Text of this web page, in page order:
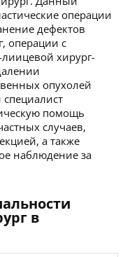
операции
дефектов
операции с
хирург-
опухолей
помощь
случаев,
а также
наблюдение за
в